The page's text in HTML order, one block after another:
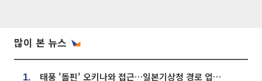
많이 본 뉴스
1. 태풍 '돌핀' 오키나와 접근…일본기상청 경로 업데이트